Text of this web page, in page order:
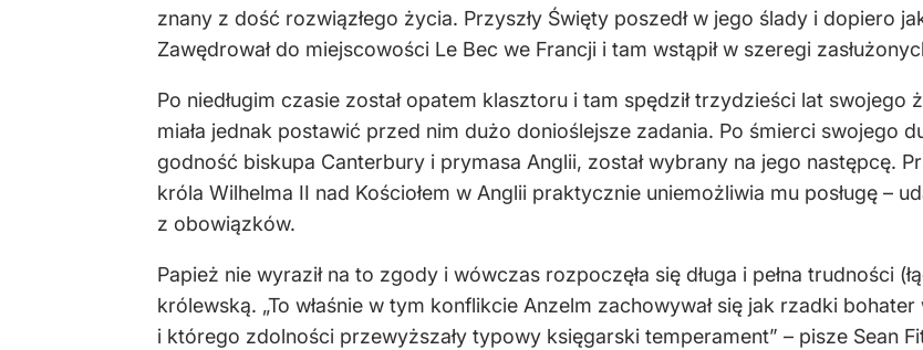
znany z dość rozwiązłego życia. Przyszły Święty poszedł w jego ślady i dopiero
Zawędrował do miejscowości Le Bec we Francji i tam wstąpił w szeregi
Po niedługim czasie został opatem klasztoru i tam spędził trzydzieści lat
miała jednak postawić przed nim dużo donioślejsze zadania. Po śmierci swojego
godność biskupa Canterbury i prymasa Anglii, został wybrany na jego następcę.
króla Wilhelma II nad Kościołem w Anglii praktycznie uniemożliwia mu posługę –
z obowiązków.
Papież nie wyraził na to zgody i wówczas rozpoczęła się długa i pełna trudności
królewską. „To właśnie w tym konflikcie Anzelm zachowywał się jak rzadki
i którego zdolności przewyższały typowy księgarski temperament” – pisze Sean